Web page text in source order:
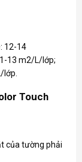
12-14
13 m2/L/lớp;
lớp.
Touch
của tường phải